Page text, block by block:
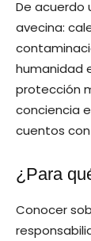
De acuerdo
avecina:
humanidad
protección
conciencia
cuentos
¿Para
Conocer